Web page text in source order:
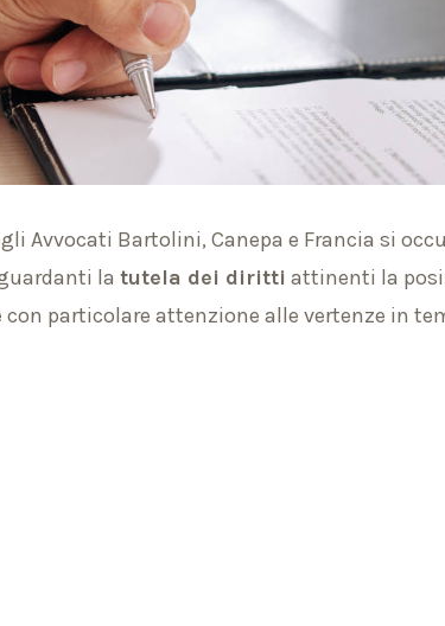
Avvocati Bartolini, Canepa e Francia si
la tutela dei diritti attinenti la
particolare attenzione alle vertenze in